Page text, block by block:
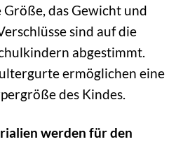
das Gewicht und
sind auf die
abgestimmt.
ermöglichen eine
des Kindes.
werden für den